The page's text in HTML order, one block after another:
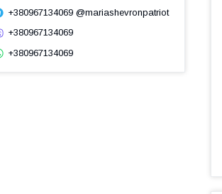
+380967134069 @mariashevronpatriot
+380967134069
+380967134069